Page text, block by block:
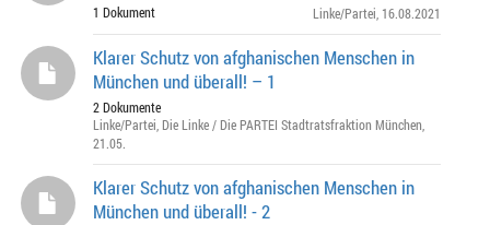
1 Dokument Linke/Partei , 16.08.2021
Klarer Schutz von afghanischen Menschen in
München und überall! – 1
2 Dokumente
Linke/Partei Die Linke / Die PARTEI Stadtratsfraktion München
21.05.
Klarer Schutz von afghanischen Menschen in
München und überall! - 2